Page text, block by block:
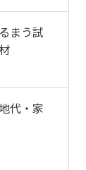
まう試
代・家